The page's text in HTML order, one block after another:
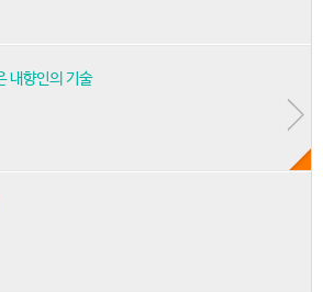
내향인의 기술